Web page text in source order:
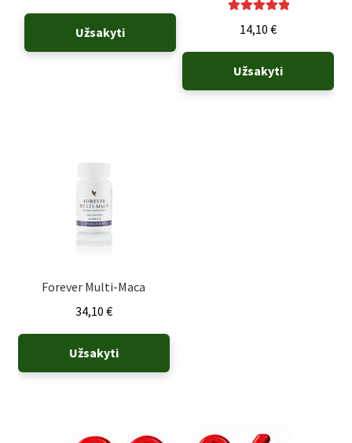
Užsakyti
5.00
14,10€
Užsakyti
Forever Multi-Maca
34,10 €
Užsakyti